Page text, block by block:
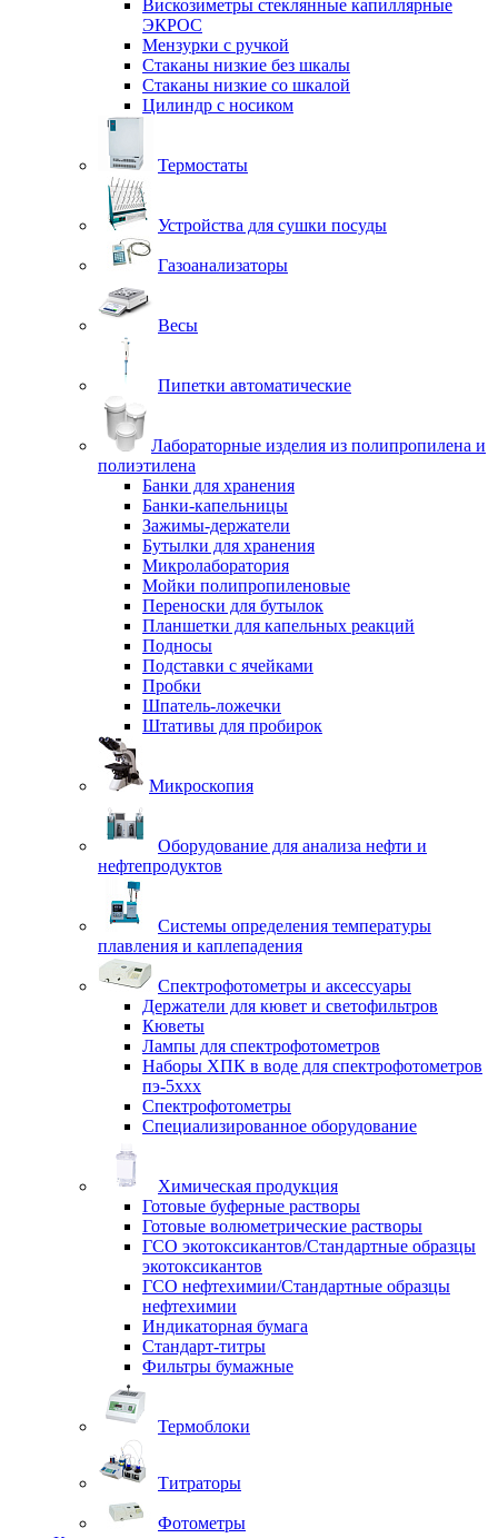
Вискозиметры стеклянные капиллярные
ЭКРОС
Мензурки с ручкой
Стаканы низкие без шкалы
Стаканы низкие со шкалой
Цилиндр с носиком
Термостаты
Устройства для сушки посуды
Газоанализаторы
Весы
Пипетки автоматические
Лабораторные изделия из полипропилена и
полиэтилена
Банки для хранения
Банки-капельницы
Зажимы-держатели
Бутылки для хранения
Микролаборатория
Мойки полипропиленовые
Переноски для бутылок
Планшетки для капельных реакций
Подносы
Подставки с ячейками
Пробки
Шпатель-ложечки
Штативы для пробирок
Микроскопия
Оборудование для анализа нефти и
нефтепродуктов
Системы определения температуры
плавления и каплепадения
Спектрофотометры и аксессуары
Держатели для кювет и светофильтров
Кюветы
Лампы для спектрофотометров
Наборы ХПК в воде для спектрофотометров
пэ-5ххх
Спектрофотометры
Специализированное оборудование
Химическая продукция
Готовые буферные растворы
Готовые волюметрические растворы
ГСО экотоксикантов/Стандартные образцы
экотоксикантов
ГСО нефтехимии/Стандартные образцы
нефтехимии
Индикаторная бумага
Стандарт-титры
Фильтры бумажные
Термоблоки
Титраторы
Фотометры